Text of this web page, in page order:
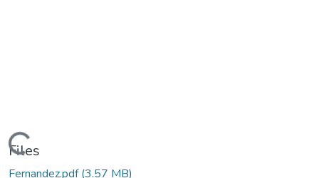
Files
Fernandez.pdf(3.57 MB)